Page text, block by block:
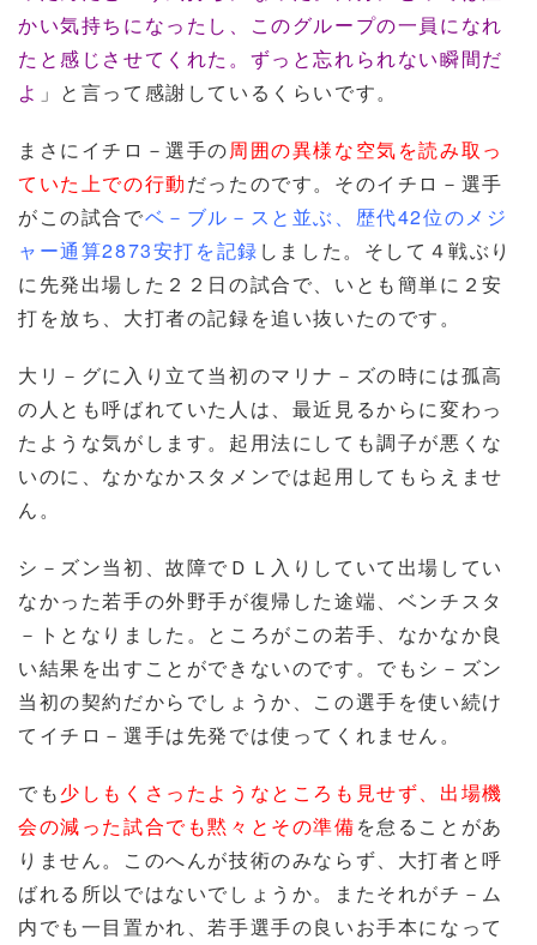
かい気持ちになったし、このグループの一員になれ
たと感じさせてくれた。ずっと忘れられない瞬間だ
よ 」と言って感謝しているくらいです。
まさにイチロ－選手の周囲の異様な空気を読み取っ
ていた上での行動だったのです。そのイチロ－選手
がこの試合でベ－ブル－スと並ぶ、歴代42位のメジ
ャー通算2873安打を記録 しました。そして４戦ぶり
に先発出場した２２日の試合で、いとも簡単に２安
打を放ち、大打者の記録を追い抜いたのです。
大リ－グに入り立て当初のマリナ－ズの時には孤高
の人とも呼ばれていた人は、最近見るからに変わっ
たような気がします。起用法にしても調子が悪くな
いのに、なかなかスタメンでは起用してもらえませ
ん。
シ－ズン当初、故障でＤＬ入りしていて出場してい
なかった若手の外野手が復帰した途端、ベンチスタ
－トとなりました。ところがこの若手、なかなか良
い結果を出すことができないのです。でもシ－ズン
当初の契約だからでしょうか、この選手を使い続け
てイチロ－選手は先発では使ってくれません。
でも少しもくさったようなところも見せず、出場機
会の減った試合でも黙々とその準備を怠ることがあ
りません。このへんが技術のみならず、大打者と呼
ばれる所以ではないでしょうか。またそれがチ－ム
内でも一目置かれ、若手選手の良いお手本になって